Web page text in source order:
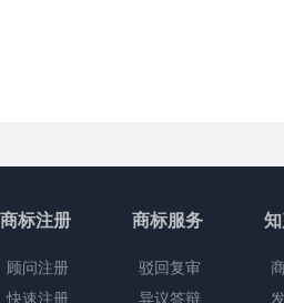
商标注册
顾问注册
快速注册
商标服务
驳回复审
异议答辩